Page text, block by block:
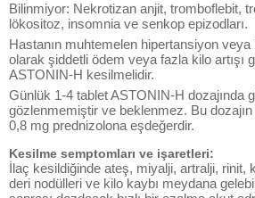
Bilinmiyor: Nekrotizan anjit, tromboflebit,
lökositoz, insomnia ve senkop epizodları.
Hastanın muhtemelen hipertansiyon veya
olarak şiddetli ödem veya fazla kilo artışı
ASTONIN-H kesilmelidir.
Günlük 1-4 tablet ASTONIN-H dozajında
gözlenmemiştir ve beklenmez. Bu
0,8 mg prednizolona eşdeğerdir.
Kesilme semptomları ve işaretleri:
İlaç kesildiğinde ateş, miyalji, artralji, rinit,
deri nodülleri ve kilo kaybı meydana